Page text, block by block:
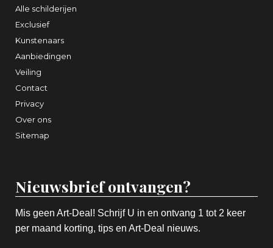
Alle schilderijen
Exclusief
Kunstenaars
Aanbiedingen
Veiling
Contact
Privacy
Over ons
Sitemap
Nieuwsbrief ontvangen?
Mis geen Art-Deal! Schrijf U in en ontvang 1 tot 2 keer
per maand korting, tips en Art-Deal nieuws.